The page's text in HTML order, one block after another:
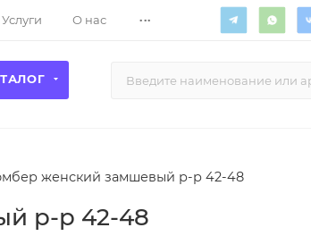
Услуги О нас ...
женский замшевый р-р 42-48
р-р 42-48